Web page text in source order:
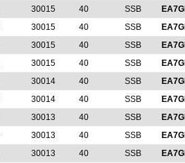
30015 40 SSB EA7GI
30015 40 SSB EA7GI
30015 40 SSB EA7GI
30015 40 SSB EA7GI
30014 40 SSB EA7GI
30014 40 SSB EA7GI
30013 40 SSB EA7GI
30013 40 SSB EA7GI
30013 40 SSB EA7GI